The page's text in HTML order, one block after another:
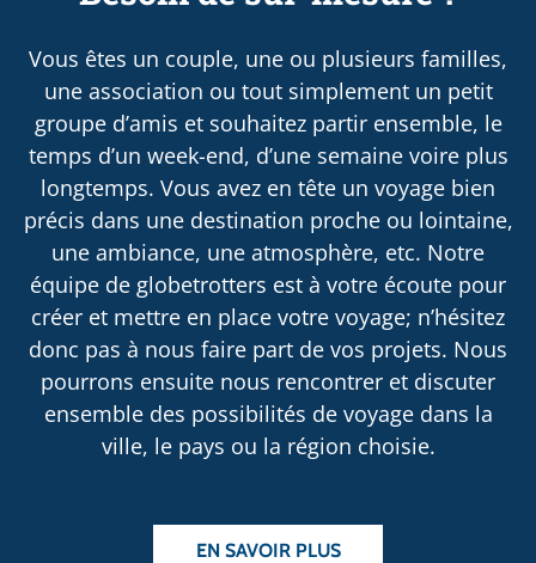
Vous êtes un couple, une ou plusieurs familles,
une association ou tout simplement un petit
groupe d’amis et souhaitez partir ensemble, le
temps d’un week-end, d’une semaine voire plus
longtemps. Vous avez en tête un voyage bien
précis dans une destination proche ou lointaine,
une ambiance, une atmosphère, etc. Notre
équipe de globetrotters est à votre écoute pour
créer et mettre en place votre voyage; n’hésitez
donc pas à nous faire part de vos projets. Nous
pourrons ensuite nous rencontrer et discuter
ensemble des possibilités de voyage dans la
ville, le pays ou la région choisie.
EN SAVOIR PLUS